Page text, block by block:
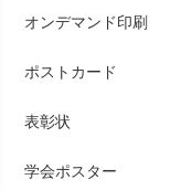
オンデマンド印刷
ポストカード
表彰状
学会ポスター